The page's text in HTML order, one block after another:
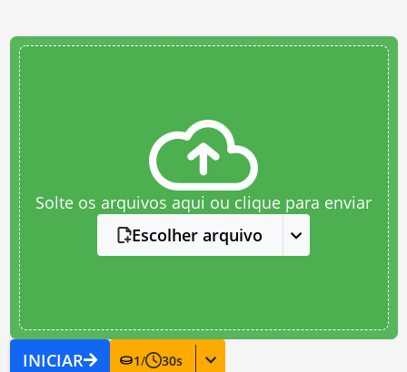
Solte os arquivos aqui ou clique para enviar
Escolher arquivo
INICIAR 1/ 30s